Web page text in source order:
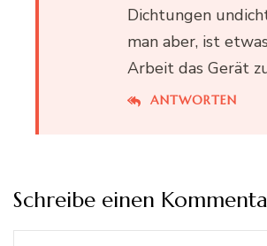
ANTWORTEN
Dichtungen
man aber, ist
Arbeit das Gerät
Schreibe einen